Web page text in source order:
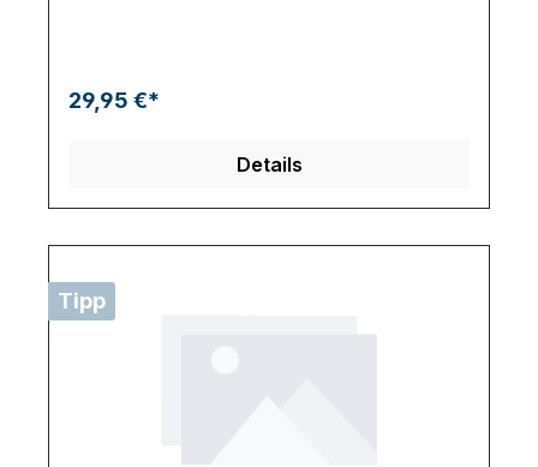
29,95 €*
Details
Tipp